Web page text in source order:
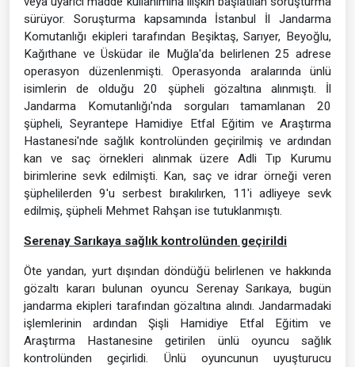
sürüyor. Soruşturma kapsamında İstanbul İl Jandarma
Komutanlığı ekipleri tarafından Beşiktaş, Sarıyer, Beyoğlu,
Kağıthane ve Üsküdar ile Muğla'da belirlenen 25 adrese
operasyon düzenlenmişti. Operasyonda aralarında ünlü
isimlerin de olduğu 20 şüpheli gözaltına alınmıştı. İl
Jandarma Komutanlığı'nda sorguları tamamlanan 20
şüpheli, Seyrantepe Hamidiye Etfal Eğitim ve Araştırma
Hastanesi'nde sağlık kontrolünden geçirilmiş ve ardından
kan ve saç örnekleri alınmak üzere Adli Tıp Kurumu
birimlerine sevk edilmişti. Kan, saç ve idrar örneği veren
şüphelilerden 9'u serbest bırakılırken, 11'i adliyeye sevk
edilmiş, şüpheli Mehmet Rahşan ise tutuklanmıştı.
Serenay Sarıkaya sağlık kontrolünden geçirildi
Öte yandan, yurt dışından döndüğü belirlenen ve hakkında
gözaltı kararı bulunan oyuncu Serenay Sarıkaya, bugün
jandarma ekipleri tarafından gözaltına alındı. Jandarmadaki
işlemlerinin ardından Şişli Hamidiye Etfal Eğitim ve
Araştırma Hastanesine getirilen ünlü oyuncu sağlık
kontrolünden geçirlidi. Ünlü oyuncunun uyuşturucu